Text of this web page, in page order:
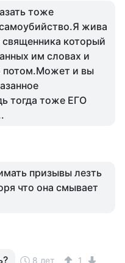
тоже
жива
который
им словах и
потом.Может и вы
тогда тоже ЕГО
призывы лезть
что она смывает
8 лет 1